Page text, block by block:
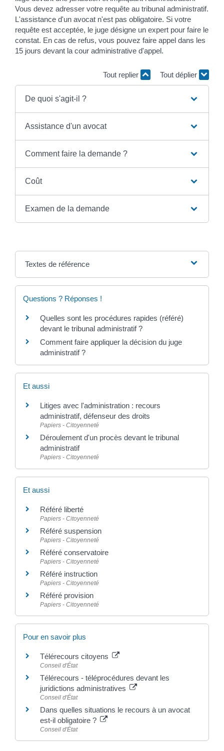
Vous devez adresser votre requête au tribunal administratif.
L'assistance d'un avocat n'est pas obligatoire. Si votre
requête est acceptée, le juge désigne un expert pour faire le
constat. En cas de refus, vous pouvez faire appel dans les
15 jours devant la cour administrative d'appel.
Tout replier Tout déplier
De quoi s'agit-il ?
Assistance d'un avocat
Comment faire la demande ?
Coût
Examen de la demande
Textes de référence
Questions ? Réponses !
Quelles sont les procédures rapides (référé)
devant le tribunal administratif ?
Comment faire appliquer la décision du juge
administratif ?
Et aussi
Litiges avec l'administration : recours
administratif, défenseur des droits
Papiers - Citoyenneté
Déroulement d'un procès devant le tribunal
administratif
Papiers - Citoyenneté
Et aussi
Référé liberté
Papiers - Citoyenneté
Référé suspension
Papiers - Citoyenneté
Référé conservatoire
Papiers - Citoyenneté
Référé instruction
Papiers - Citoyenneté
Référé provision
Papiers - Citoyenneté
Pour en savoir plus
Télérecours citoyens
Conseil d'État
Télérecours - téléprocédures devant les
juridictions administratives
Conseil d'État
Dans quelles situations le recours à un avocat
est-il obligatoire ?
Conseil d'État